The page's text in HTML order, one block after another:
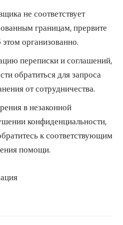
не соответствует
границам, прервите
организованно.
переписки и соглашений,
обратиться для запроса
от сотрудничества.
в незаконной
конфиденциальности,
к соответствующим
помощи.